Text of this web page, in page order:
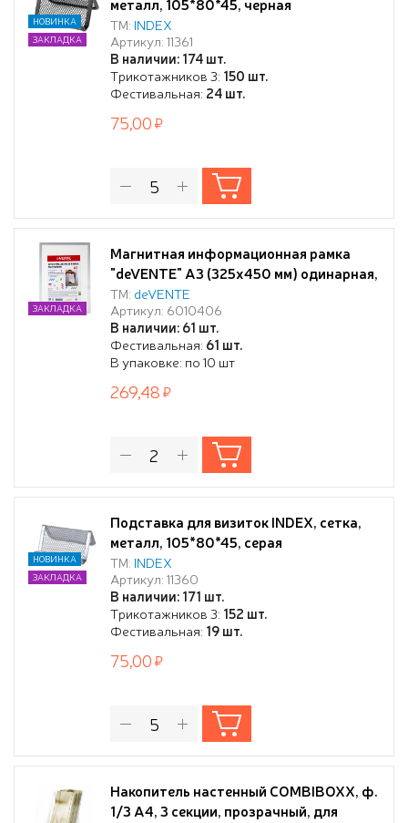
ТМ: INDEX
Артикул: 11361
В наличии: 174 шт.
Трикотажников 3: 150 шт.
Фестивальная: 24 шт.
НОВИНКА
ЗАКЛАДКА
75,00
Магнитная информационная рамка
"deVENTE" А3 (325x450 мм) одинарная,
серебристая, ПВХ 300 мкм
"апельсиновая корка" не остаются
отпечатки пальцев, для металлических
поверхностей, горизонтальное и
вертикальное использование,
индивидуальная упаковка
ТМ: deVENTE
Артикул: 6010406
В наличии: 61 шт.
Фестивальная: 61 шт.
В упаковке: по 10 шт
ЗАКЛАДКА
269,48
Подставка для визиток INDEX, сетка,
металл, 105*80*45, серая
ТМ: INDEX
Артикул: 11360
В наличии: 171 шт.
Трикотажников 3: 152 шт.
Фестивальная: 19 шт.
НОВИНКА
ЗАКЛАДКА
75,00
Накопитель настенный COMBIBOXX, ф.
1/3 А4, 3 секции, прозрачный, для